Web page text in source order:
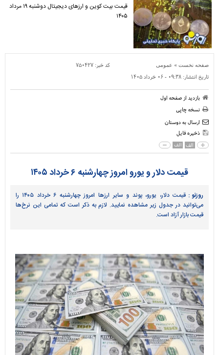
قیمت بیت کوین و ارز‌های دیجیتال دوشنبه ۱۹ مرداد
۱۴۰۵
صفحه نخست » عمومی کد خبر: ۷۵۰۴۲۷
تاریخ انتشار: ۰۹:۳۸ - ۰۶ خرداد ۱۴۰۵
بازدید از صفحه اول
نسخه چاپی
ارسال به دوستان
ذخیره فایل
الف الف
قیمت دلار و یورو امروز چهارشنبه ۶ خرداد ۱۴۰۵
روزنو :
قیمت دلار، یورو، پوند و سایر ارز‌ها امروز چهارشنبه ۶ خرداد ۱۴۰۵ را
می‌توانید در جدول زیر مشاهده نمایید. لازم به ذکر است که تمامی این نرخ‌ها
قیمت بازار آزاد است.